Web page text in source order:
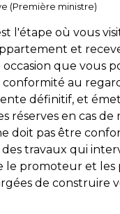
(Première ministre)
l'étape où vous
et
occasion que vous
conformité au
définitif, et
réserves en cas de
doit pas être
des travaux qui
le promoteur et les
de construire